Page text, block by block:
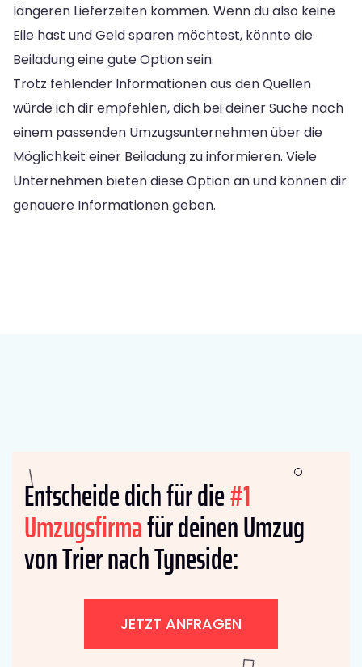
längeren Lieferzeiten kommen. Wenn du also keine
Eile hast und Geld sparen möchtest, könnte die
Beiladung eine gute Option sein.
Trotz fehlender Informationen aus den Quellen
würde ich dir empfehlen, dich bei deiner Suche nach
einem passenden Umzugsunternehmen über die
Möglichkeit einer Beiladung zu informieren. Viele
Unternehmen bieten diese Option an und können dir
genauere Informationen geben.
Entscheide dich für die#1
Umzugsfirmafür deinen Umzug
von Trier nach Tyneside:
JETZT ANFRAGEN